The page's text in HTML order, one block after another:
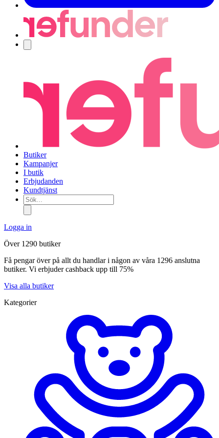
Butiker
Kampanjer
I butik
Erbjudanden
Kundtjänst
Sök...
Logga in
Över 1290 butiker
Få pengar över på allt du handlar i någon av våra 1296 anslutna
butiker. Vi erbjuder cashback upp till 75%
Visa alla butiker
Kategorier